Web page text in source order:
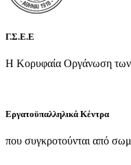
Γ.Σ.Ε.Ε
Η Κορυφαία Οργάνωση των
Εργατοϋπαλληλικά Κέντρα
που συγκροτούνται από